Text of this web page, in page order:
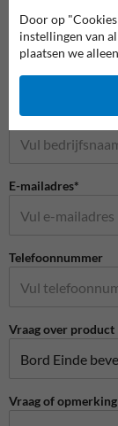
Stel je vraag
Naam*
Bedrijfsnaam
E-mailadres*
Telefoonnummer
Vraag over product
Vraag of opmerking
Door op
instellingen van
plaatsen we